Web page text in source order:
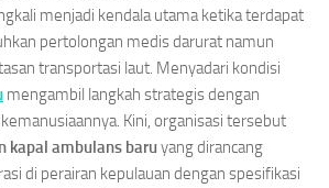
menjadi kendala utama ketika terdapat
pertolongan medis darurat namun
transportasi laut. Menyadari kondisi
mengambil langkah strategis dengan
Kini, organisasi tersebut
kapal ambulans baruyang dirancang
di perairan kepulauan dengan spesifikasi